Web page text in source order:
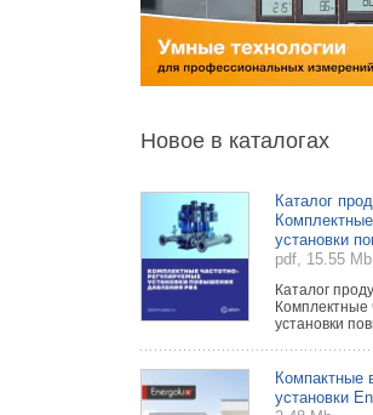
Новое в каталогах
Каталог
установки
pdf, 15.55 Mb
Каталог
Комплектные
установки
Компактные
установки